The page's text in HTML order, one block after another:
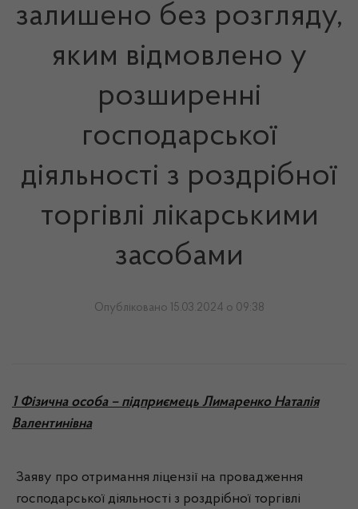
залишено без розгляду,
яким відмовлено у
розширенні
господарської
діяльності з роздрібної
торгівлі лікарськими
засобами
Опубліковано 15.03.2024 о 09:38
1 Фізична особа – підприємець Лимаренко Наталія
Валентинівна
Заяву про отримання ліцензії на провадження
господарської діяльності з роздрібної торгівлі